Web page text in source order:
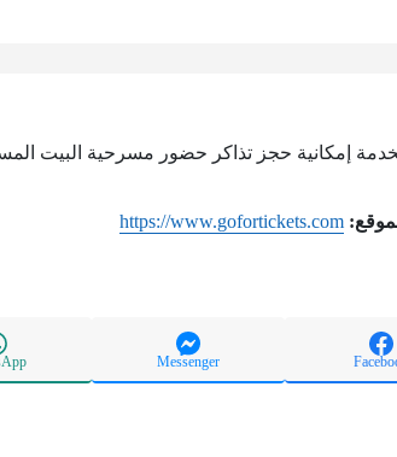
إمكانية حجز تذاكر حضور مسرحية البيت
https://www.gofortickets.com
Messenger